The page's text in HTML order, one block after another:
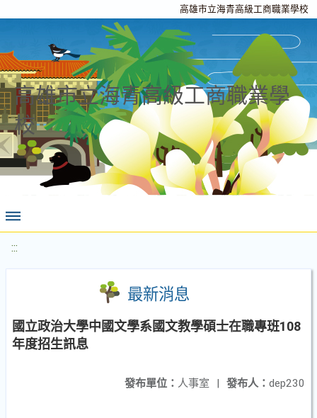
高雄市立海青高級工商職業學校
高雄市立海青高級工商職業學
校
:::
最新消息
國立政治大學中國文學系國文教學碩士在職專班108
年度招生訊息
發布人： dep230
發布單位： 人事室 |